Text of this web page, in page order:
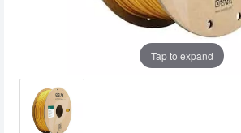
Tap to expand